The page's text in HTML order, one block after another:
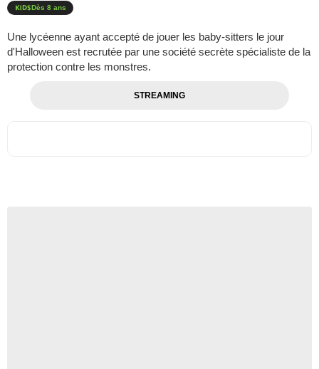
Dès 8 ans
Une lycéenne ayant accepté de jouer les baby-sitters le jour
d'Halloween est recrutée par une société secrète spécialiste de la
protection contre les monstres.
STREAMING